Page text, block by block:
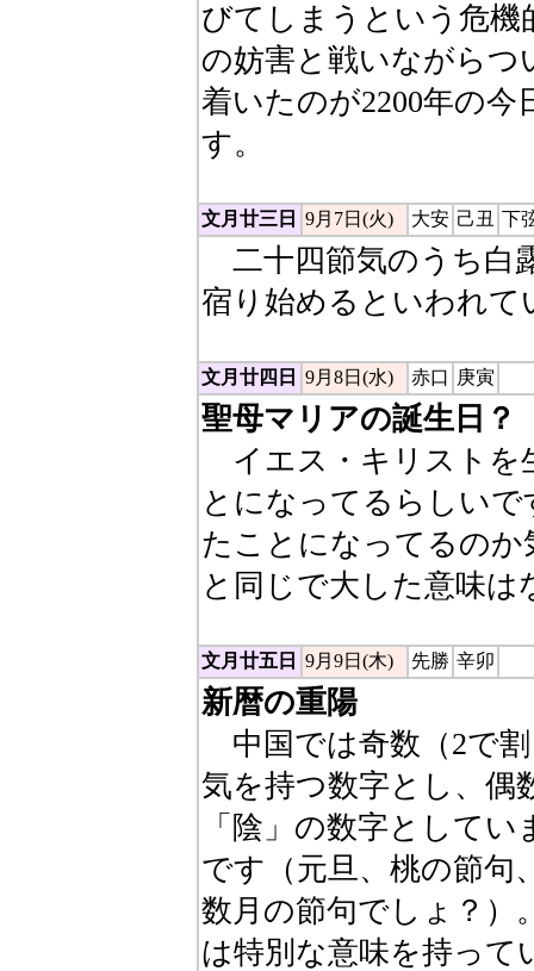
びてしまうという危機
の妨害と戦いながらつ
着いたのが2200年の
す。
文月廿三日 9月7日(火) 大安 己丑 下
二十四節気のうち白
宿り始めるといわれて
文月廿四日 9月8日(水) 赤口 庚寅
聖母マリアの誕生日？
イエス・キリストを
とになってるらしい
たことになってるの
と同じで大した意味は
文月廿五日 9月9日(木) 先勝 辛卯
新暦の重陽
中国では奇数（2で
気を持つ数字とし、偶
「陰」の数字として
です（元旦、桃の節
数月の節句でしょ？
は特別な意味を持って